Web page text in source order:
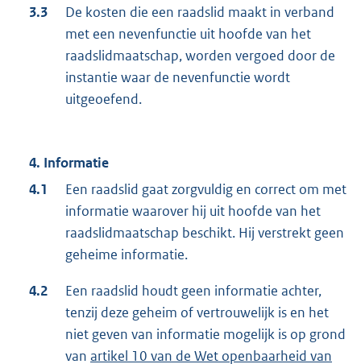
3.3
De kosten die een raadslid maakt in verband
met een nevenfunctie uit hoofde van het
raadslidmaatschap, worden vergoed door de
instantie waar de nevenfunctie wordt
uitgeoefend.
4. Informatie
4.1
Een raadslid gaat zorgvuldig en correct om met
informatie waarover hij uit hoofde van het
raadslidmaatschap beschikt. Hij verstrekt geen
geheime informatie.
4.2
Een raadslid houdt geen informatie achter,
tenzij deze geheim of vertrouwelijk is en het
niet geven van informatie mogelijk is op grond
van artikel 10 van de Wet openbaarheid van